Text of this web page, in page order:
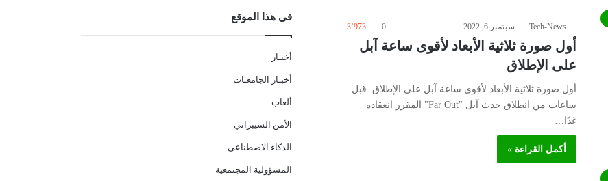
Tech-News سبتمبر 6, 2022 0 3٬973
أول صورة ثلاثية الأبعاد لأقوى ساعة آبل
على الإطلاق
أول صورة ثلاثية الأبعاد لأقوى ساعة آبل على الإطلاق. قبل
ساعات من انطلاق حدث آبل "Far Out" المقرر انعقاده
غدًا…
أكمل القراءة »
فى هذا الموقع
أخبـار
أخبـار الجامعـات
ألعاب
الأمن السيبراني
الذكاء الاصطناعي
المسؤولية المجتمعية